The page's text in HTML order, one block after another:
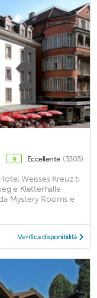
9 Eccellente (3303)
Weisses Kreuz ti
e Kletterhalle
Mystery Rooms e
Verifica disponibilità